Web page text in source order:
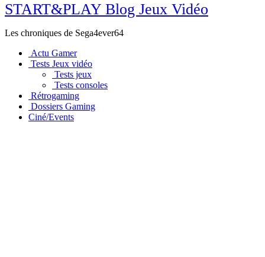
START&PLAY Blog Jeux Vidéo
Les chroniques de Sega4ever64
Actu Gamer
Tests Jeux vidéo
Tests jeux
Tests consoles
Rétrogaming
Dossiers Gaming
Ciné/Events